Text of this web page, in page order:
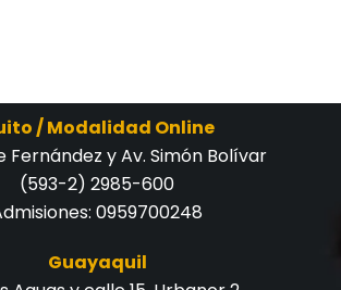
/ Modalidad Online
Fernández y Av. Simón Bolívar
(593-2) 2985-600
0959700248
Guayaquil